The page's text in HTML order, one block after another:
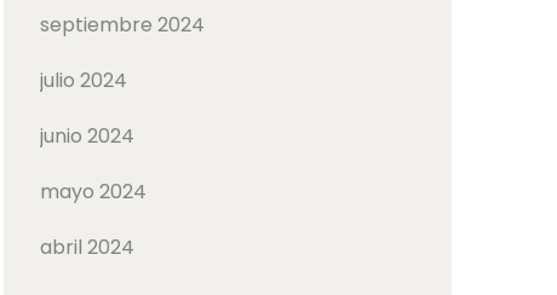
septiembre 2024
julio 2024
junio 2024
mayo 2024
abril 2024